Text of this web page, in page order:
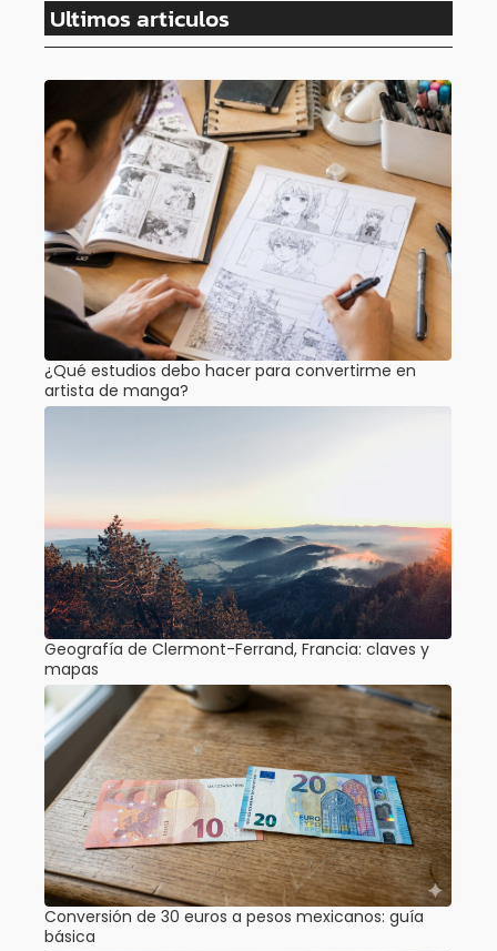
Ultimos articulos
¿Qué estudios debo hacer para convertirme en
artista de manga?
Geografía de Clermont-Ferrand, Francia: claves y
mapas
Conversión de 30 euros a pesos mexicanos: guía
básica